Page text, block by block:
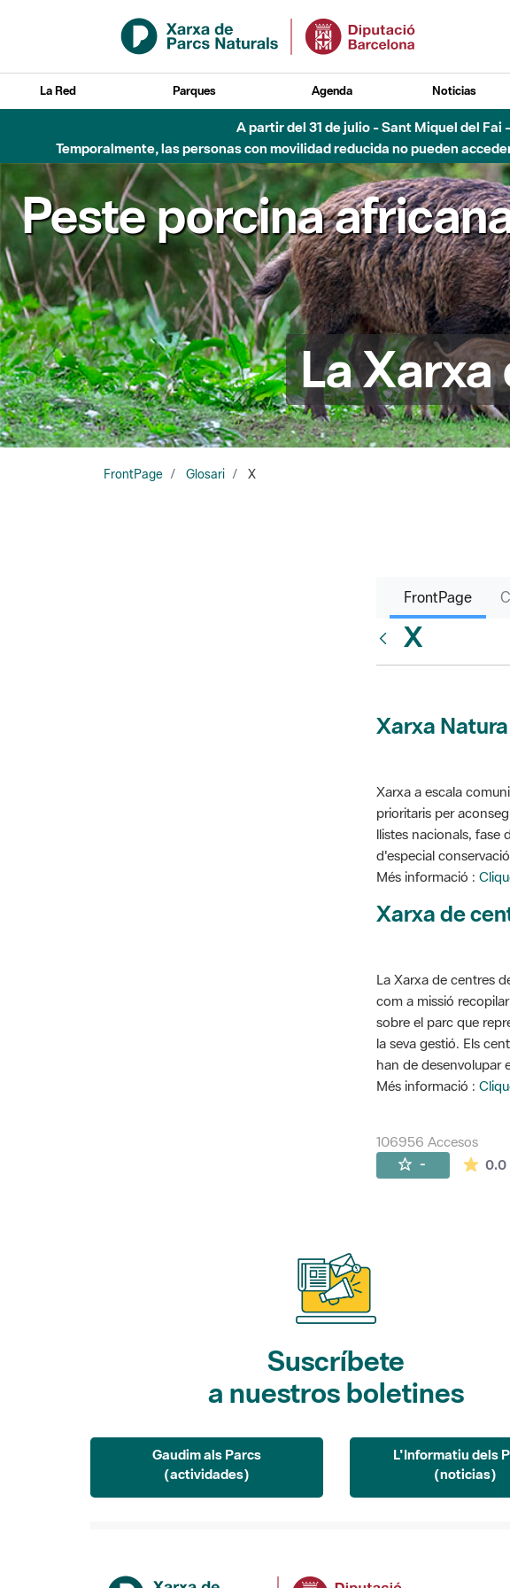
Saltar al contenido principal
La Red Parques Agenda Noticias
A partir del 31 de julio - Sant Miquel del
Temporalmente, las personas con movilidad reducida no pueden
Peste porcina
La Xarxa
FrontPage Glosari X
FrontPage
X
Xarxa
Xarxa a escala
prioritaris per
llistes nacionals, fase
d'especial
Més informació :
Xarxa de
La Xarxa de centres
com a missió
sobre el parc que
la seva gestió. Els
han de desenvolupar
Més informació :
106956 Accesos
- 0.0
Suscríbete
a nuestros boletines
Gaudim als Parcs
(actividades)
L'Informatiu dels
(noticias)